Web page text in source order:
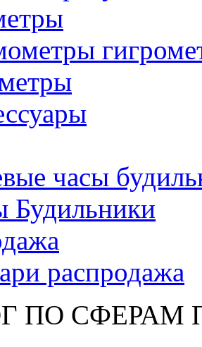
часы
Будильники
распродажа
ПО СФЕРАМ